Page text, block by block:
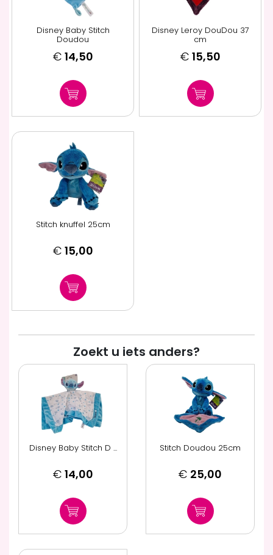
Disney Baby Stitch
Doudou
€ 14,50
Disney Leroy DouDou 37
cm
€ 15,50
Stitch knuffel 25cm
€ 15,00
Zoekt u iets anders?
Disney Baby Stitch D ...
€ 14,00
Stitch Doudou 25cm
€ 25,00